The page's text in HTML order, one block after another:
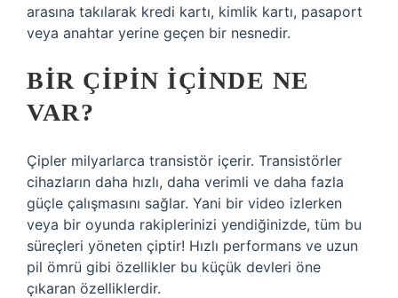
arasına takılarak kredi kartı, kimlik kartı, pasaport
veya anahtar yerine geçen bir nesnedir.
BIR ÇIPIN IÇINDE NE
VAR?
Çipler milyarlarca transistör içerir. Transistörler
cihazların daha hızlı, daha verimli ve daha fazla
güçle çalışmasını sağlar. Yani bir video izlerken
veya bir oyunda rakiplerinizi yendiğinizde, tüm bu
süreçleri yöneten çiptir! Hızlı performans ve uzun
pil ömrü gibi özellikler bu küçük devleri öne
çıkaran özelliklerdir.